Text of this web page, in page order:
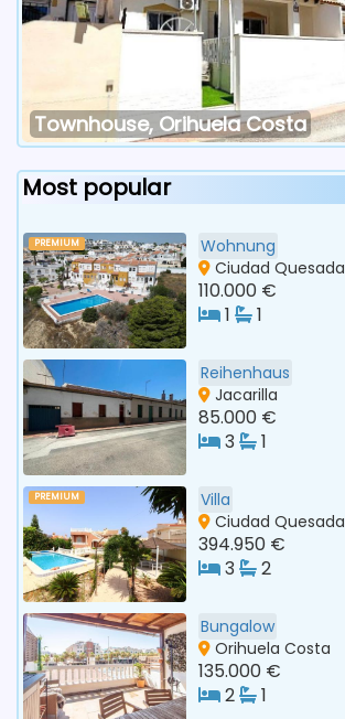
Townhouse, Orihuela Costa
Most popular
PREMIUM
Wohnung
Ciudad Quesada
110.000 €
1
1
Reihenhaus
Jacarilla
85.000 €
3
1
PREMIUM
Villa
Ciudad Quesada
394.950 €
3
2
Bungalow
Orihuela Costa
135.000 €
2
1